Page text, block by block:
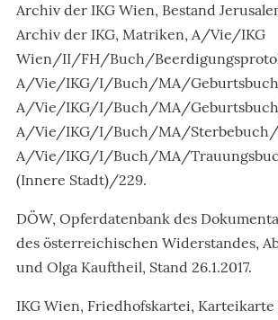
Archiv der IKG Wien, Bestand
Archiv der IKG, Matriken, A/Vie/IKG
Wien/II/FH/Buch/
A/Vie/IKG/I/Buch/MA/
A/Vie/IKG/I/Buch/MA/
A/Vie/IKG/I/Buch/MA/Sterbebuch/
A/Vie/IKG/I/Buch/MA/
(Innere Stadt)/229.
DÖW, Opferdatenbank des
des österreichischen Widerstandes,
und Olga Kauftheil, Stand 26.1.2017.
IKG Wien, Friedhofskartei,